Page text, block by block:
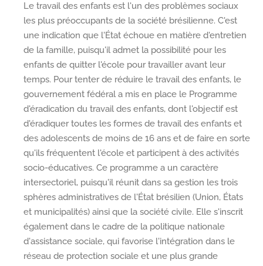
Le travail des enfants est l'un des problèmes sociaux
les plus préoccupants de la société brésilienne. C'est
une indication que l'État échoue en matière d'entretien
de la famille, puisqu'il admet la possibilité pour les
enfants de quitter l'école pour travailler avant leur
temps. Pour tenter de réduire le travail des enfants, le
gouvernement fédéral a mis en place le Programme
d'éradication du travail des enfants, dont l'objectif est
d'éradiquer toutes les formes de travail des enfants et
des adolescents de moins de 16 ans et de faire en sorte
qu'ils fréquentent l'école et participent à des activités
socio-éducatives. Ce programme a un caractère
intersectoriel, puisqu'il réunit dans sa gestion les trois
sphères administratives de l'État brésilien (Union, États
et municipalités) ainsi que la société civile. Elle s'inscrit
également dans le cadre de la politique nationale
d'assistance sociale, qui favorise l'intégration dans le
réseau de protection sociale et une plus grande